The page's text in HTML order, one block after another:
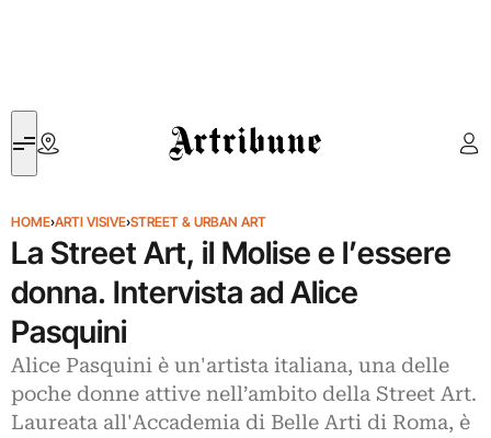
Artribune
HOME›ARTI VISIVE›STREET & URBAN ART
La Street Art, il Molise e l’essere
donna. Intervista ad Alice
Pasquini
Alice Pasquini è un'artista italiana, una delle
poche donne attive nell’ambito della Street Art.
Laureata all'Accademia di Belle Arti di Roma, è